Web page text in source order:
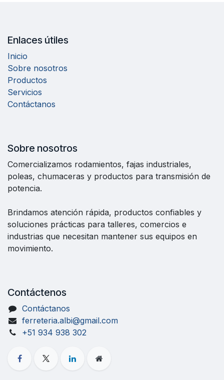
Enlaces útiles
Inicio
Sobre nosotros
Productos
Servicios
Contáctanos
Sobre nosotros
Comercializamos rodamientos, fajas industriales,
poleas, chumaceras y productos para transmisión de
potencia.
Brindamos atención rápida, productos confiables y
soluciones prácticas para talleres, comercios e
industrias que necesitan mantener sus equipos en
movimiento.
Contáctenos
Contáctanos
ferreteria.albi@gmail.com
+51 934 938 302